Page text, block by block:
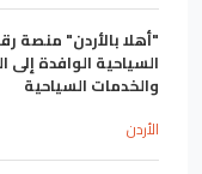
"أهلا بالأردن" منصة
السياحية الوافدة
والخدمات السياحية
الأردن